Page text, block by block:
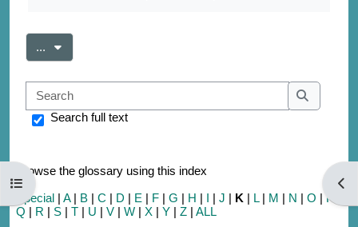
Open course index
... Export entries
Search
Search
Search full text
Browse the glossary using this index
Special | A| B | C | D | E | F | G | H | I | J | K | L| M | N | O |P
Q | R | S | T | U | V | W | X | Y | Z | ALL